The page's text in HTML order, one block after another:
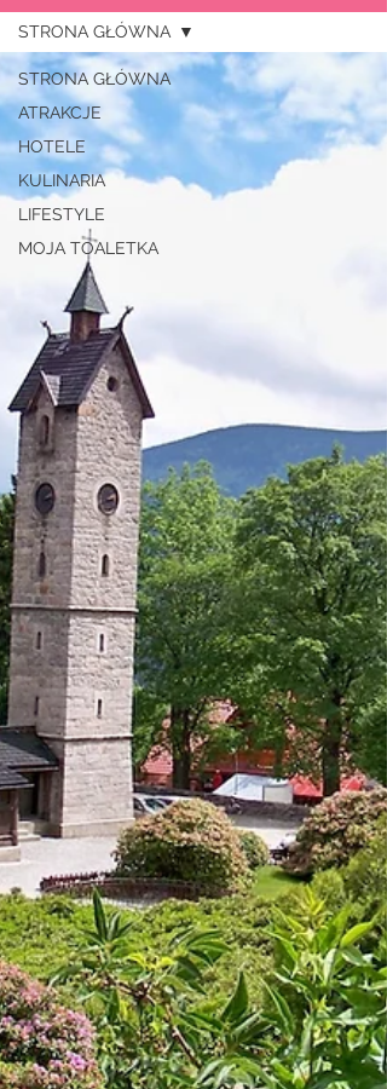
STRONA GŁÓWNA
ATRAKCJE
HOTELE
KULINARIA
LIFESTYLE
MOJA TOALETKA
STRONA GŁÓWNA